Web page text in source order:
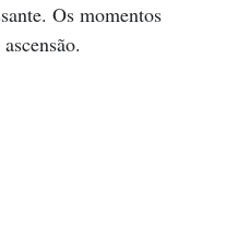
Os momentos